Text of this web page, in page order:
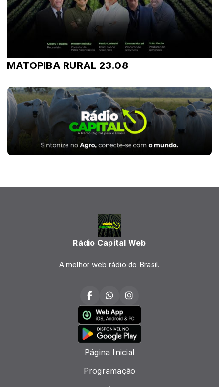
MATOPIBA RURAL 23.08
Rádio Capital Web
A melhor web rádio do Brasil.
Página Inicial
Programação